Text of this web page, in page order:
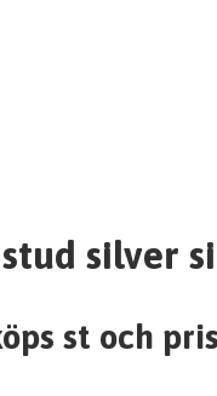
silver
st och